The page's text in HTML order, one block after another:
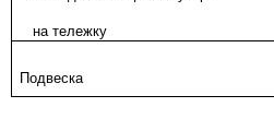
на тележку
Подвеска